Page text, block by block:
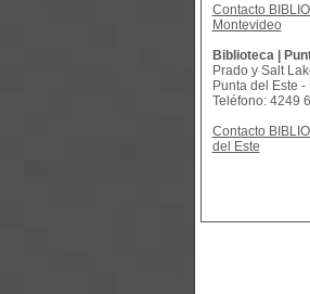
Contacto
Montevideo
Biblioteca |
Prado y Salt
Punta del Este
Teléfono: 4249
Contacto
del Este